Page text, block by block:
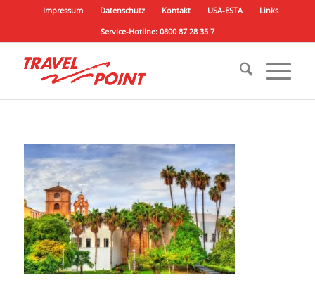
Impressum Datenschutz Kontakt USA-ESTA
Links
Service-Hotline: 0800 87 28 35 7